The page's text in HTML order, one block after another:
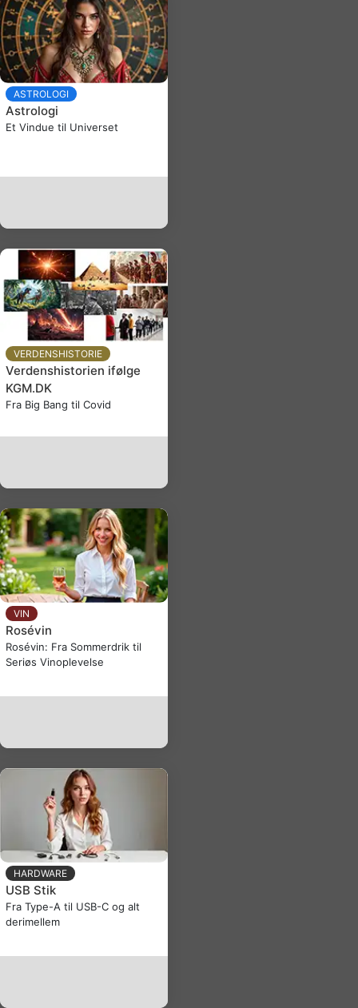
ASTROLOGI
Astrologi
Et Vindue til Universet
VERDENSHISTORIE
Verdenshistorien ifølge
KGM.DK
Fra Big Bang til Covid
VIN
Rosévin
Rosévin: Fra Sommerdrik til
Seriøs Vinoplevelse
HARDWARE
USB Stik
Fra Type-A til USB-C og alt
derimellem